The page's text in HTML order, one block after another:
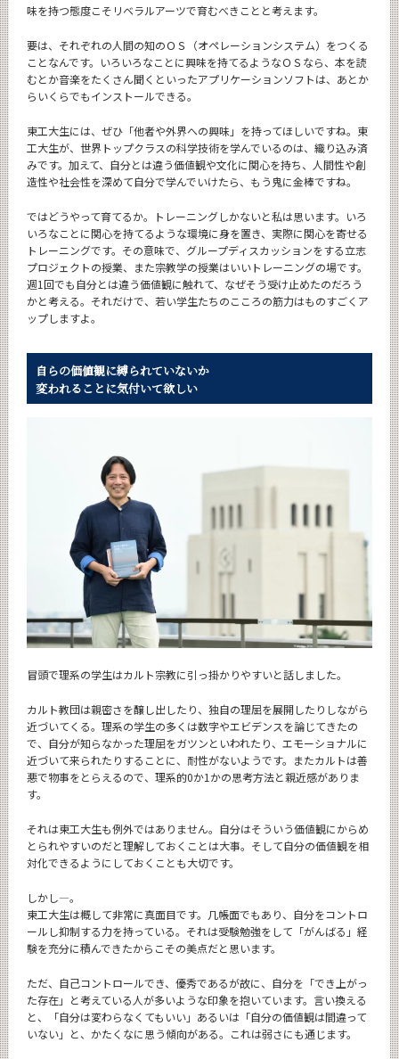
味を持つ態度こそリベラルアーツで育むべきことと考えます。
要は、それぞれの人間の知のＯＳ（オペレーションシステム）をつくる
ことなんです。いろいろなことに興味を持てるようなＯＳなら、本を読
むとか音楽をたくさん聞くといったアプリケーションソフトは、あとか
らいくらでもインストールできる。
東工大生には、ぜひ「他者や外界への興味」を持ってほしいですね。東
工大生が、世界トップクラスの科学技術を学んでいるのは、織り込み済
みです。加えて、自分とは違う価値観や文化に関心を持ち、人間性や創
造性や社会性を深めて自分で学んでいけたら、もう鬼に金棒ですね。
ではどうやって育てるか。トレーニングしかないと私は思います。いろ
いろなことに関心を持てるような環境に身を置き、実際に関心を寄せる
トレーニングです。その意味で、グループディスカッションをする立志
プロジェクトの授業、また宗教学の授業はいいトレーニングの場です。
週1回でも自分とは違う価値観に触れて、なぜそう受け止めたのだろう
かと考える。それだけで、若い学生たちのこころの筋力はものすごくア
ップしますよ。
自らの価値観に縛られていないか
変われることに気付いて欲しい
冒頭で理系の学生はカルト宗教に引っ掛かりやすいと話しました。
カルト教団は親密さを醸し出したり、独自の理屈を展開したりしながら
近づいてくる。理系の学生の多くは数字やエビデンスを論じてきたの
で、自分が知らなかった理屈をガツンといわれたり、エモーショナルに
近づいて来られたりすることに、耐性がないようです。またカルトは善
悪で物事をとらえるので、理系的0か1かの思考方法と親近感がありま
す。
それは東工大生も例外ではありません。自分はそういう価値観にからめ
とられやすいのだと理解しておくことは大事。そして自分の価値観を相
対化できるようにしておくことも大切です。
しかし―。
東工大生は概して非常に真面目です。几帳面でもあり、自分をコントロ
ールし抑制する力を持っている。それは受験勉強をして「がんばる」経
験を充分に積んできたからこその美点だと思います。
ただ、自己コントロールでき、優秀であるが故に、自分を「でき上がっ
た存在」と考えている人が多いような印象を抱いています。言い換える
と、「自分は変わらなくてもいい」あるいは「自分の価値観は間違って
いない」と、かたくなに思う傾向がある。これは弱さにも通じます。